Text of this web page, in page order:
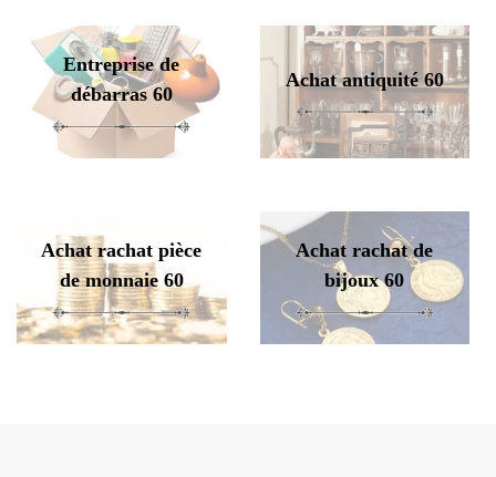
Entreprise de
débarras 60
Achat antiquité 60
Achat rachat pièce
de monnaie 60
Achat rachat de
bijoux 60